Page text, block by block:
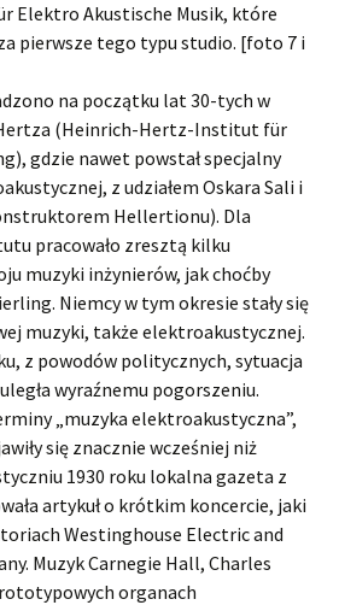
Elektro Akustische Musik, które
pierwsze tego typu studio. [foto 7 i
na początku lat 30-tych w
(Heinrich-Hertz-Institut für
gdzie nawet powstał specjalny
z udziałem Oskara Sali i
Hellertionu). Dla
pracowało zresztą kilku
muzyki inżynierów, jak choćby
Niemcy w tym okresie stały się
muzyki, także elektroakustycznej.
z powodów politycznych, sytuacja
wyraźnemu pogorszeniu.
„muzyka elektroakustyczna”,
się znacznie wcześniej niż
1930 roku lokalna gazeta z
artykuł o krótkim koncercie, jaki
Westinghouse Electric and
Muzyk Carnegie Hall, Charles
organach